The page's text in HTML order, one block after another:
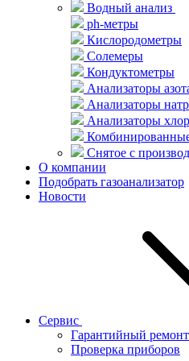
Водный анализ
ph-метры
Кислородометры
Солемеры
Кондуктометры
Анализаторы
Анализаторы
Анализаторы
Снятое с
О компании
Подобрать газоанализатор
Новости
Сервис
Гарантийный ремонт
Проверка приборов